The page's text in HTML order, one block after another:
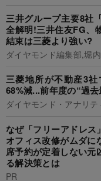
三井グループ主要8社
全解明!三井住友FG、
結束は三菱より強い?
ダイヤモンド編集部,堀
三菱地所が不動産3
68%減...前年度の“過
ダイヤモンド・アナリ
なぜ「フリーアドレ
オフィス改修がムダに
席予約が定着しない元
る解決策とは
PR